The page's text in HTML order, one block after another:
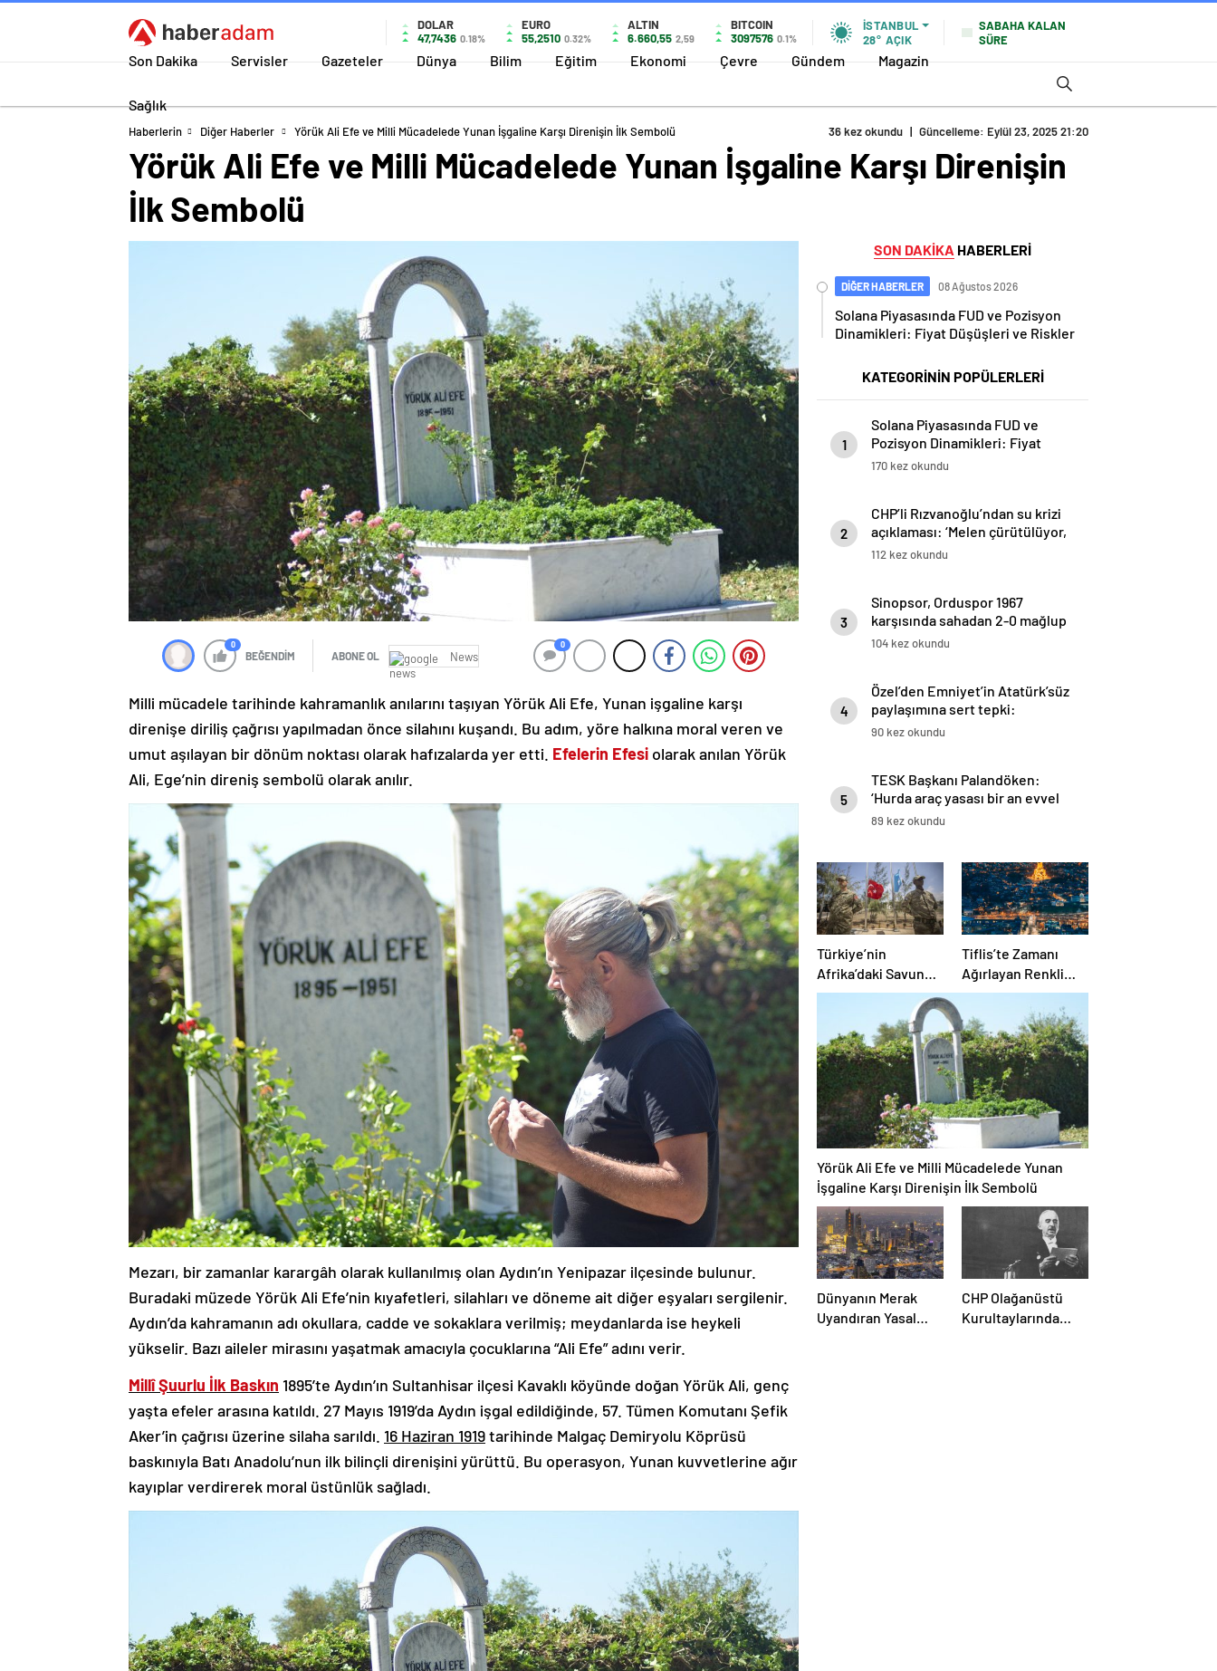
DOLAR
47,7436 0.18%
EURO
55,2510 0.32%
ALTIN
6.660,55 2,59
BITCOIN
3097576 0.1%
İSTANBUL
28° AÇIK
SABAHA KALAN
SÜRE
Son Dakika Servisler Gazeteler Dünya Bilim Eğitim Ekonomi Çevre Gündem Magazin
Sağlık
Haberlerin Diğer Haberler Yörük Ali Efe ve Milli Mücadelede Yunan İşgaline Karşı Direnişin İlk Sembolü 36 kez okundu | Güncelleme: Eylül 23, 2025 21:20
Yörük Ali Efe ve Milli Mücadelede Yunan İşgaline Karşı Direnişin
İlk Sembolü
0
BEĞENDİM ABONE OL News
0
Milli mücadele tarihinde kahramanlık anılarını taşıyan Yörük Ali Efe, Yunan işgaline karşı
direnişe diriliş çağrısı yapılmadan önce silahını kuşandı. Bu adım, yöre halkına moral veren ve
umut aşılayan bir dönüm noktası olarak hafızalarda yer etti. Efelerin Efesi olarak anılan Yörük
Ali, Ege’nin direniş sembolü olarak anılır.
Mezarı, bir zamanlar karargâh olarak kullanılmış olan Aydın’ın Yenipazar ilçesinde bulunur.
Buradaki müzede Yörük Ali Efe’nin kıyafetleri, silahları ve döneme ait diğer eşyaları sergilenir.
Aydın’da kahramanın adı okullara, cadde ve sokaklara verilmiş; meydanlarda ise heykeli
yükselir. Bazı aileler mirasını yaşatmak amacıyla çocuklarına “Ali Efe” adını verir.
Millî Şuurlu İlk Baskın 1895’te Aydın’ın Sultanhisar ilçesi Kavaklı köyünde doğan Yörük Ali, genç
yaşta efeler arasına katıldı. 27 Mayıs 1919’da Aydın işgal edildiğinde, 57. Tümen Komutanı Şefik
Aker’in çağrısı üzerine silaha sarıldı. 16 Haziran 1919tarihinde Malgaç Demiryolu Köprüsü
baskınıyla Batı Anadolu’nun ilk bilinçli direnişini yürüttü. Bu operasyon, Yunan kuvvetlerine ağır
kayıplar verdirerek moral üstünlük sağladı.
SON DAKİKA HABERLERİ
DİĞER HABERLER 08 Ağustos 2026
Solana Piyasasında FUD ve Pozisyon
Dinamikleri: Fiyat Düşüşleri ve Riskler
KATEGORİNİN POPÜLERLERİ
1
Solana Piyasasında FUD ve
Pozisyon Dinamikleri: Fiyat
Düşüşleri ve Riskler
170 kez okundu
2
CHP’li Rızvanoğlu’ndan su krizi
açıklaması: ‘Melen çürütülüyor,
Sazlıdere feda ediliyor’
112 kez okundu
3
Sinopsor, Orduspor 1967
karşısında sahadan 2-0 mağlup
ayrıldı: Detaylar ve hakem
104 kez okundu
4
Özel’den Emniyet’in Atatürk’süz
paylaşımına sert tepki:
‘Fotoğraftan Atatürk’ü silenleri
90 kez okundu
5
TESK Başkanı Palandöken:
‘Hurda araç yasası bir an evvel
gündeme gelmeli’
89 kez okundu
Türkiye’nin
Afrika’daki Savunma
İş birliği ve Nijer ile
Tiflis’te Zamanı
Ağırlayan Renkli
Manzaralar ve Sıcak
Lezzetler:
Narikala’dan Dry
Bridge Pazarı’na
Yörük Ali Efe ve Milli Mücadelede Yunan
İşgaline Karşı Direnişin İlk Sembolü
Dünyanın Merak
Uyandıran Yasal
CHP Olağanüstü
Kurultaylarında